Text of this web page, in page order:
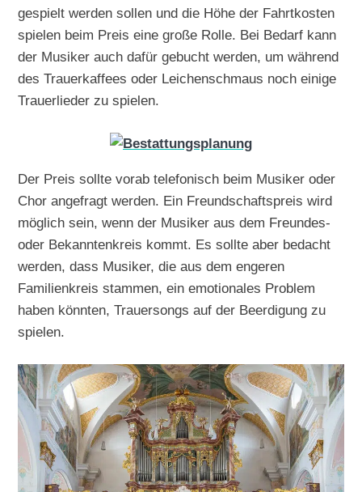
gespielt werden sollen und die Höhe der Fahrtkosten
spielen beim Preis eine große Rolle. Bei Bedarf kann
der Musiker auch dafür gebucht werden, um während
des Trauerkaffees oder Leichenschmaus noch einige
Trauerlieder zu spielen.
Der Preis sollte vorab telefonisch beim Musiker oder
Chor angefragt werden. Ein Freundschaftspreis wird
möglich sein, wenn der Musiker aus dem Freundes-
oder Bekanntenkreis kommt. Es sollte aber bedacht
werden, dass Musiker, die aus dem engeren
Familienkreis stammen, ein emotionales Problem
haben könnten, Trauersongs auf der Beerdigung zu
spielen.